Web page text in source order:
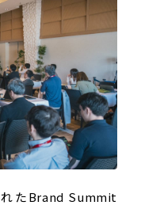
たBrand Summit